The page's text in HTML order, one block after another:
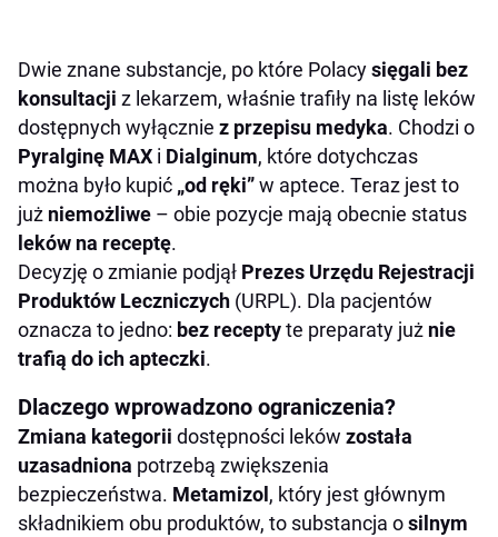
Dwie znane substancje, po które Polacysięgali bez
konsultacji z lekarzem, właśnie trafiły na listę leków
dostępnych wyłącznie z przepisu medyka. Chodzi o
Pyralginę MAX i Dialginum, które dotychczas
można było kupić „od ręki”w aptece. Teraz jest to
już niemożliwe – obie pozycje mają obecnie status
leków na receptę.
Decyzję o zmianie podjął Prezes Urzędu Rejestracji
Produktów Leczniczych (URPL). Dla pacjentów
oznacza to jedno: bez receptyte preparaty już nie
trafią do ich apteczki.
Dlaczego wprowadzono ograniczenia?
Zmiana kategorii dostępności leków została
uzasadniona potrzebą zwiększenia
bezpieczeństwa. Metamizol , który jest głównym
składnikiem obu produktów, to substancja osilnym